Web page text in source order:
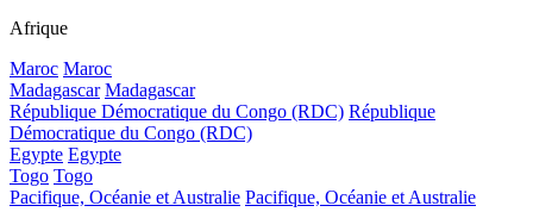
Afrique
Maroc Maroc
Madagascar Madagascar
République Démocratique du Congo (RDC) République
Démocratique du Congo (RDC)
Egypte Egypte
Togo Togo
Pacifique, Océanie et Australie Pacifique, Océanie et Australie